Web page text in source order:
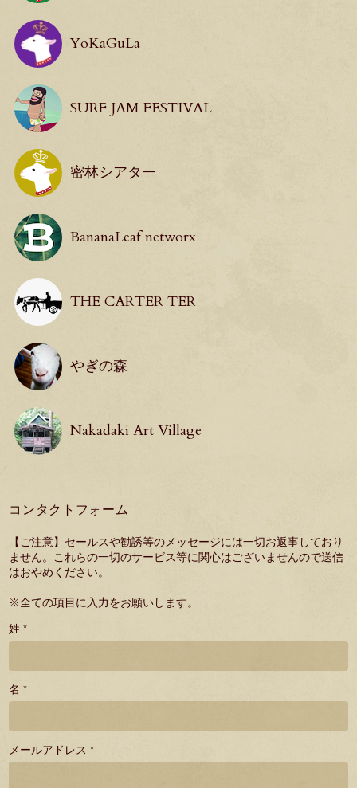
YoKaGuLa
SURF JAM FESTIVAL
密林シアター
BananaLeaf networx
THE CARTER TER
やぎの森
Nakadaki Art Village
コンタクトフォーム
【ご注意】セールスや勧誘等のメッセージには一切お返事しており
ません。これらの一切のサービス等に関心はございませんので送信
はおやめください。
※全ての項目に入力をお願いします。
姓 *
名 *
メールアドレス *